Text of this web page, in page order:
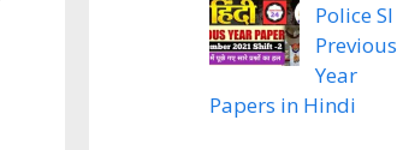
Police SI
Previous
Year
Papers in Hindi